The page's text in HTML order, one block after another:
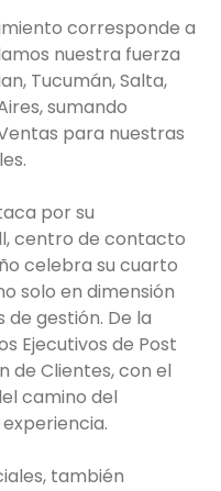
corresponde a
nuestra fuerza
Tucumán, Salta,
sumando
para nuestras
por su
centro de contacto
celebra su cuarto
solo en dimensión
gestión. De la
Ejecutivos de Post
de Clientes, con el
camino del
también